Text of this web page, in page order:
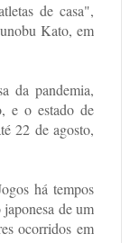
de casa",
Kato, em
da pandemia,
e o estado de
22 de agosto,
há tempos
de um
ocorridos em